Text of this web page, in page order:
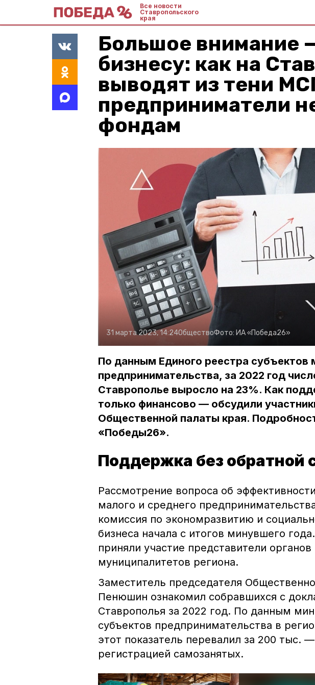
Все новости
Ставропольского
края
Большое внимание
бизнесу: как на
выводят из тени
предприниматели
фондам
31 марта 2023, 14:24ОбществоФото: ИА «Победа26»
По данным Единого реестра субъектов
предпринимательства, за 2022 год
Ставрополье выросло на 23%. Как
только финансово — обсудили
Общественной палаты края.
«Победы26».
Поддержка без обратной
Рассмотрение вопроса об
малого и среднего
комиссия по экономразвитию и
бизнеса начала с итогов минувшего
приняли участие представители
муниципалитетов региона.
Заместитель председателя
Пенюшин ознакомил собравшихся с
Ставрополья за 2022 год. По данным
субъектов предпринимательства в
этот показатель перевалил за 200 тыс.
регистрацией самозанятых.